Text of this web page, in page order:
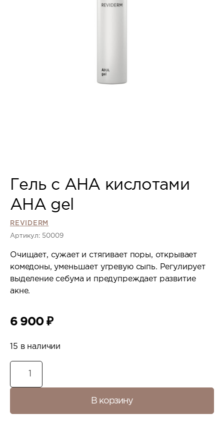
Гель с AHA кислотами
AHA gel
REVIDERM
Артикул: 50009
Очищает, сужает и стягивает поры, открывает
комедоны, уменьшает угревую сыпь. Регулирует
выделение себума и предупреждает развитие
акне.
6 900₽
15 в наличии
В корзину